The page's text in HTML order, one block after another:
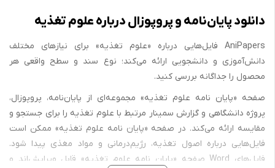
دانلود پایان‌نامه و پروپوزال درباره علوم تغذیه
AniPapers فایل‌هایی درباره «علوم تغذیه» برای نیازهای مختلف
دانش‌آموزی و دانشجویی ارائه می‌کند؛ نوع سند و سطح واقعی هر
محصول را جداگانه بررسی کنید.
صفحه «پایان نامه علوم تغذیه» مجموعه‌ای از پایان‌نامه، پروپوزال،
پروژه دانشگاهی و گزارش سمینار مرتبط با علوم تغذیه را برای جستجو و
مقایسه ارائه می‌کند. در صفحه «پایان نامه علوم تغذیه» ممکن است
فایل‌هایی درباره اصول تغذیه، رژیم‌درمانی و مواد مغذی پیدا شود.
فایل‌های Word صفحه «پایان نامه علوم تغذیه» قابل ویرایش‌اند و